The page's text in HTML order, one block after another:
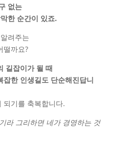
없는
한 순간이 있죠.
려주는
떨까요?
길잡이가 될 때
한 인생길도 단순해진답니
되기를 축복합니다.
라 그리하면 네가 경영하는 것